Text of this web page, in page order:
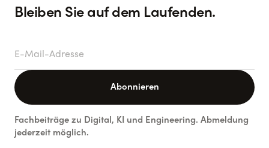
Bleiben Sie auf dem Laufenden.
E-Mail-Adresse
Abonnieren
Fachbeiträge zu Digital, KI und Engineering. Abmeldung
jederzeit möglich.